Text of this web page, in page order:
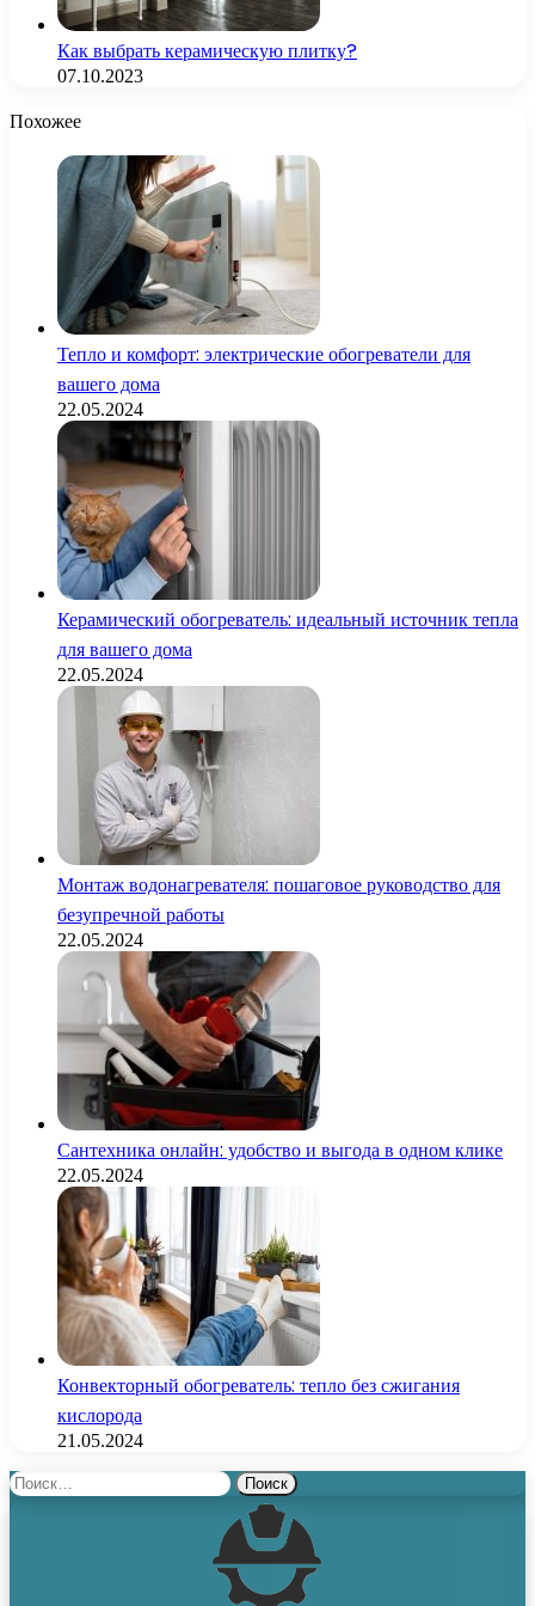
Как выбрать керамическую плитку?
07.10.2023
Похожее
Тепло и комфорт: электрические обогреватели для
вашего дома
22.05.2024
Керамический обогреватель: идеальный источник тепла
для вашего дома
22.05.2024
Монтаж водонагревателя: пошаговое руководство для
безупречной работы
22.05.2024
Сантехника онлайн: удобство и выгода в одном клике
22.05.2024
Конвекторный обогреватель: тепло без сжигания
кислорода
21.05.2024
Найти: